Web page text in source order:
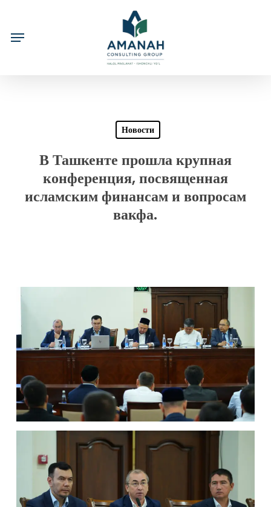
main
Новости
В Ташкенте прошла крупная
конференция, посвященная
исламским финансам и вопросам
вакфа.